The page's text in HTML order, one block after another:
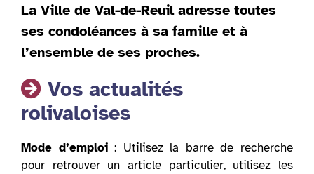
La Ville de Val-de-Reuil adresse toutes
ses condoléances à sa famille et à
l’ensemble de ses proches.
Vos actualités
rolivaloises
Mode d’emploi: Utilisez la barre de recherche
pour retrouver un article particulier, utilisez les